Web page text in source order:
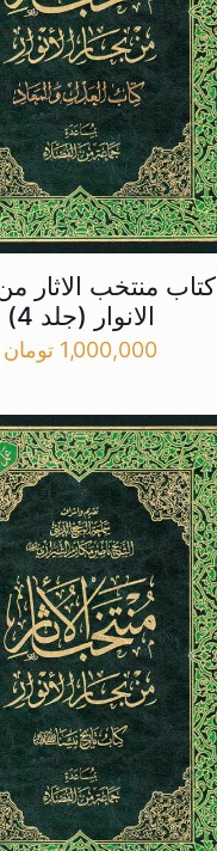
کتاب منتخب الاثار
الانوار (جلد 4)
1,000,000 تومان